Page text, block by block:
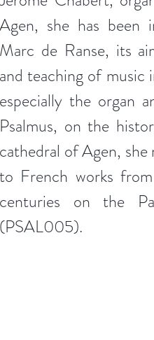
Agen, she has been
Marc de Ranse, its
and teaching of music
especially the organ
Psalmus, on the
cathedral of Agen,
to French works
centuries on the
(PSAL005).